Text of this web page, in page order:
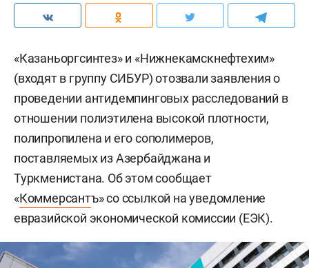
«Казаньоргсинтез» и «Нижнекамскнефтехим»
(входят в группу СИБУР) отозвали заявления о
проведении антидемпинговых расследований в
отношении полиэтилена высокой плотности,
полипропилена и его сополимеров,
поставляемых из Азербайджана и
Туркменистана. Об этом сообщает
«Коммерсантъ» со ссылкой на уведомление
евразийской экономической комиссии (ЕЭК).